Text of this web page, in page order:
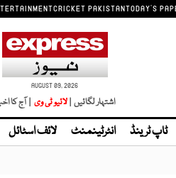
CRICKET PAKISTANTODAY'S
AUGUST 09, 2026
اشتہار لگائیں | | آج کا
ٹاپ ٹرینڈ انٹرٹینمنٹ لائف اسٹائل